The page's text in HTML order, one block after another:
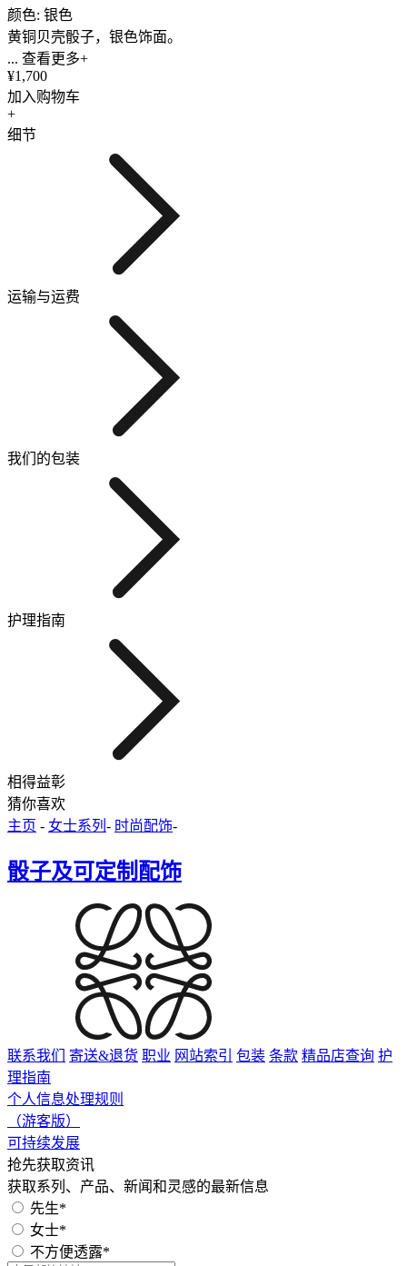
颜色: 银色
黄铜贝壳骰子，银色饰面。
... 查看更多+
¥1,700
加入购物车
+
细节
运输与运费
我们的包装
护理指南
相得益彰
猜你喜欢
主页 - 女士系列 - 时尚配饰-
骰子及可定制配饰
联系我们 寄送&退货 职业 网站索引 包装 条款 精品店查询 护
理指南
个人信息处理规则
（游客版）
可持续发展
抢先获取资讯
获取系列、产品、新闻和灵感的最新信息
先生*
女士*
不方便透露*